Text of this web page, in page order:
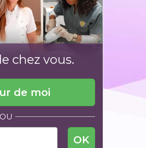
chez vous.
de moi
OU
OK